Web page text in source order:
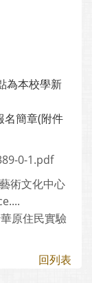
為本校學新
名簡章(附件
0-1.pdf
術文化中心
原住民實驗
回列表